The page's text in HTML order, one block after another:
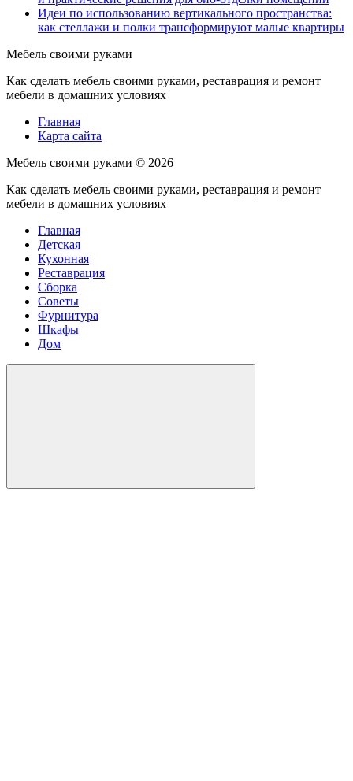
Идеи по использованию вертикального пространства:
как стеллажи и полки трансформируют малые квартиры
Мебель своими руками
Как сделать мебель своими руками, реставрация и ремонт
мебели в домашних условиях
Главная
Карта сайта
Мебель своими руками © 2026
Как сделать мебель своими руками, реставрация и ремонт
мебели в домашних условиях
Главная
Детская
Кухонная
Реставрация
Сборка
Советы
Фурнитура
Шкафы
Дом